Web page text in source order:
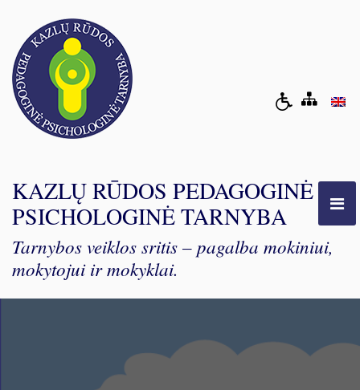
KAZLŲ RŪDOS PEDAGOGINĖ
PSICHOLOGINĖ TARNYBA
Tarnybos veiklos sritis – pagalba mokiniui,
mokytojui ir mokyklai.